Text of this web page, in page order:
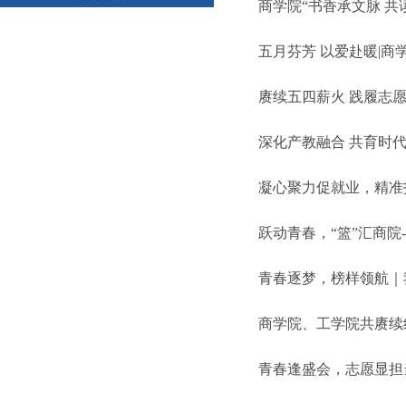
商学院“书香承文脉 共
五月芬芳 以爱赴暖|商
赓续五四薪火 践履志
深化产教融合 共育时
凝心聚力促就业，精
跃动青春，“篮”汇商
青春逐梦，榜样领航
商学院、工学院共赓
青春逢盛会，志愿显